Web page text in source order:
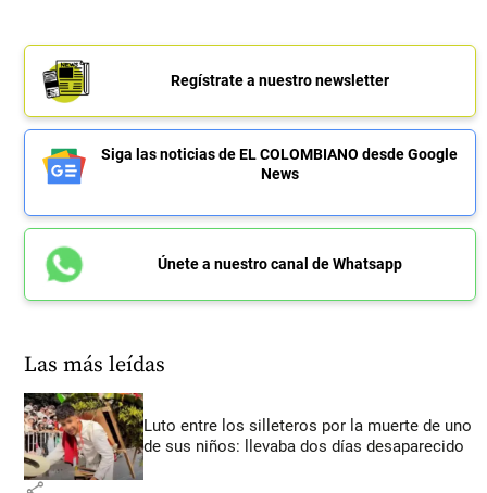
Regístrate a nuestro newsletter
Siga las noticias de EL COLOMBIANO desde Google
News
Únete a nuestro canal de Whatsapp
Las más leídas
Luto entre los silleteros por la muerte de uno
de sus niños: llevaba dos días desaparecido